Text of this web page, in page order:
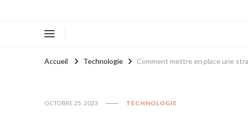
Accueil Technologie Comment mettre en place une
OCTOBRE 25, 2023 TECHNOLOGIE